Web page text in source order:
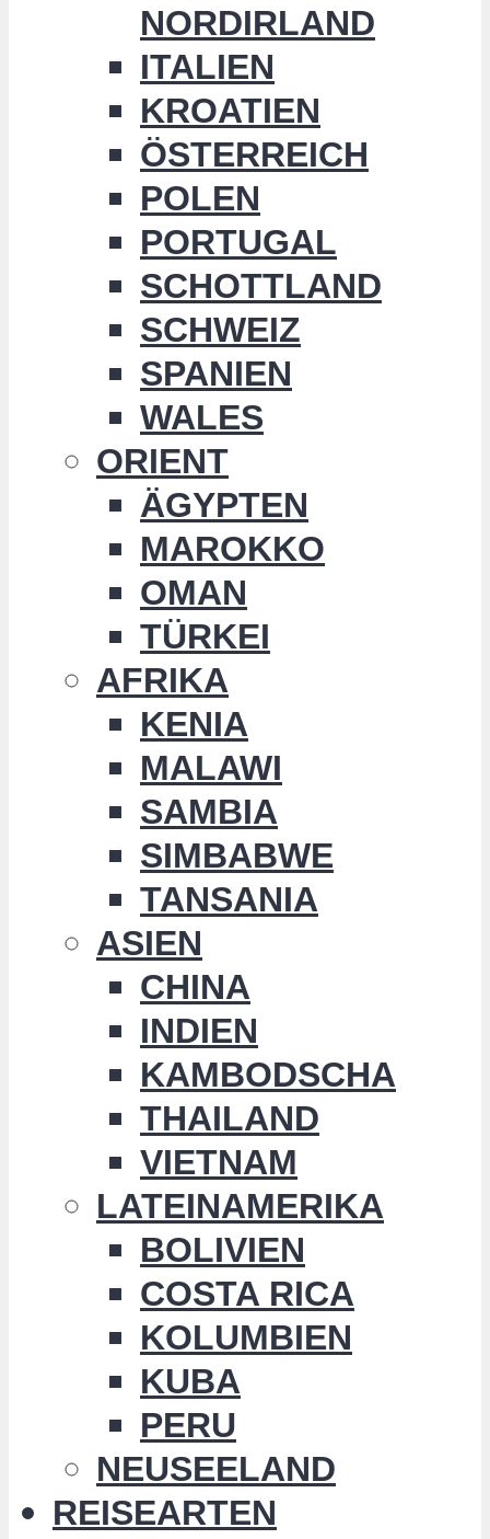
NORDIRLAND
ITALIEN
KROATIEN
ÖSTERREICH
POLEN
PORTUGAL
SCHOTTLAND
SCHWEIZ
SPANIEN
WALES
ORIENT
ÄGYPTEN
MAROKKO
OMAN
TÜRKEI
AFRIKA
KENIA
MALAWI
SAMBIA
SIMBABWE
TANSANIA
ASIEN
CHINA
INDIEN
KAMBODSCHA
THAILAND
VIETNAM
LATEINAMERIKA
BOLIVIEN
COSTA RICA
KOLUMBIEN
KUBA
PERU
NEUSEELAND
REISEARTEN